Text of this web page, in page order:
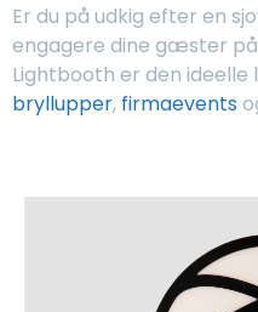
Er du på udkig efter en
engagere dine gæster
Lightbooth er den
bryllupper, firmaevents